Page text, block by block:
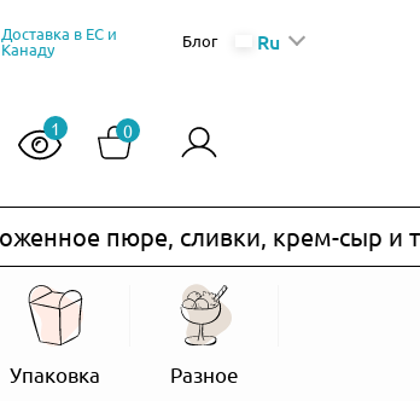
0
1
Доставка в ЕС и
Канаду Блог Ru
пюре, сливки, крем-сыр и
Упаковка Разное